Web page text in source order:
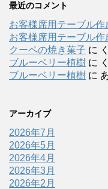
最近のコメント
お客様席用テーブル作
お客様席用テーブル作
クーペの焼き菓子 に
ブルーベリー植樹 に
ブルーベリー植樹 に
アーカイブ
2026年7月
2026年5月
2026年4月
2026年3月
2026年2月